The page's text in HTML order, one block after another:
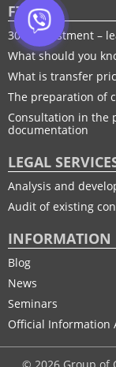
FTP
30% adjustment –
What should you
What is transfer
The preparation of
Consultation in the
documentation
LEGAL
Analysis and
Audit of existing
INFORMATION
Blog
News
Seminars
Official Information
© 2026 Group of